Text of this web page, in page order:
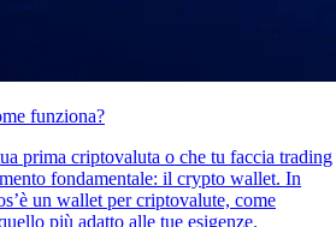
prima criptovaluta o che tu faccia trading
fondamentale: il crypto wallet. In
un wallet per criptovalute, come
più adatto alle tue esigenze.